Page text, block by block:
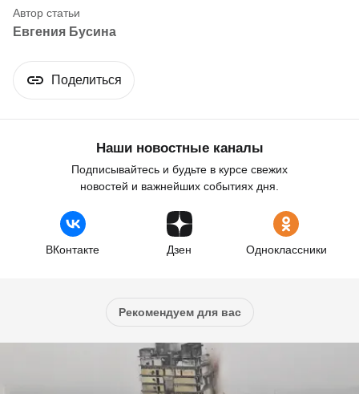
Евгения Бусина
Поделиться
Наши новостные каналы
Подписывайтесь и будьте в курсе свежих
новостей и важнейших событиях дня.
ВКонтакте Дзен Одноклассники
Рекомендуем для вас